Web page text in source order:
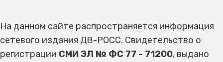
На данном сайте распространяется информация
сетевого издания ДВ-РОСС. Свидетельство о
регистрации СМИ ЭЛ № ФС 77 - 71200, выдано